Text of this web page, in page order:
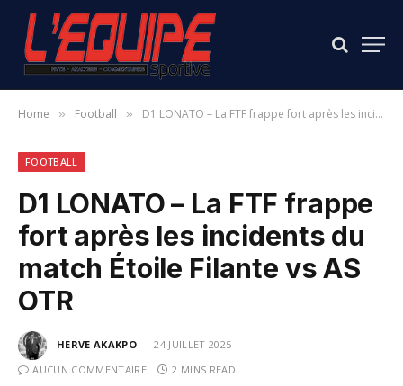
Home » Football » D1 LONATO – La FTF frappe fort après les incidents du match Étoile Filante vs AS OTR
FOOTBALL
D1 LONATO – La FTF frappe
fort après les incidents du
match Étoile Filante vs AS
OTR
HERVE AKAKPO
24 JUILLET 2025
AUCUN COMMENTAIRE
2 MINS READ